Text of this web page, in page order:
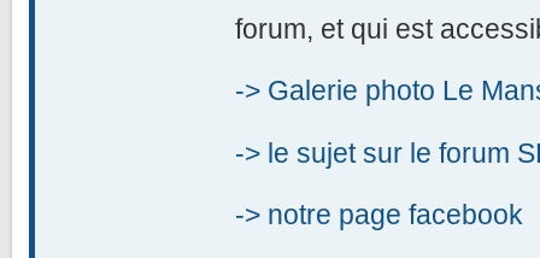
forum, et qui est
-> Galerie photo Le
-> le sujet sur le forum
-> notre page facebook